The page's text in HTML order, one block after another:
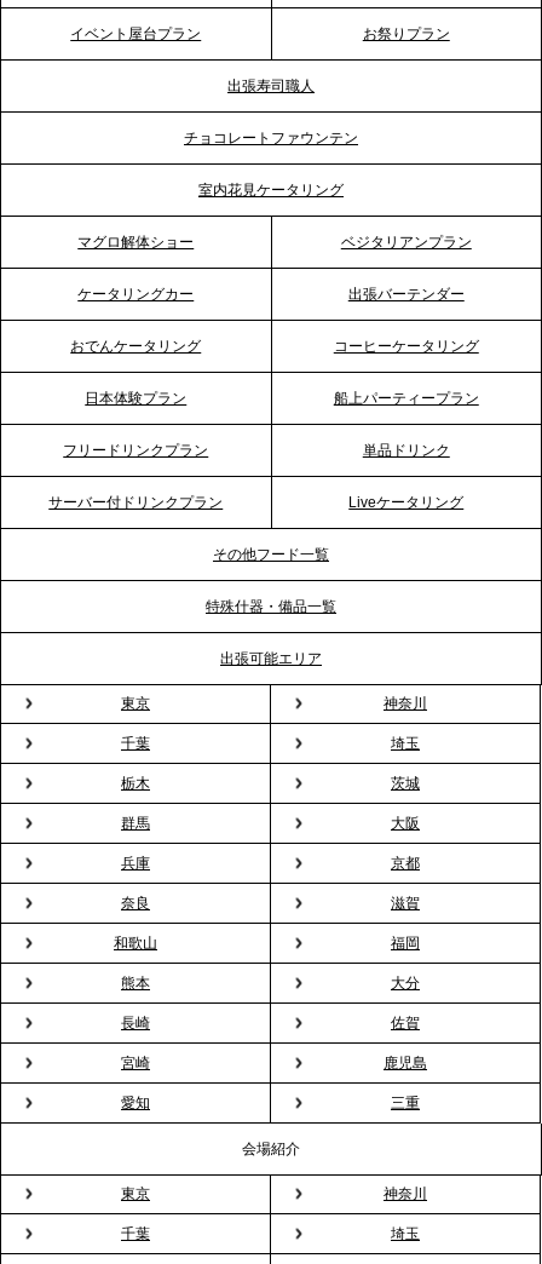
2026.5.12
プレスリリースのご案内｜ケータリングのセカンド
2026.4.21
プレスリリースのご案内｜「温かな食」が会話のス
イッチに。新入社員研修で《食体験としてのケータ
プレスリリースのご案内｜ケータリングのセカンド
テーブル、横浜事務所を新設。神奈川エリアのサー
ビス提供体制を強化し、質の高い「場づくり」をサ
TBS「Nスタ」で、2ndTable「1DISH」の花見オー
ドブルが紹介されました
2026.3.23
プレスリリースのご案内｜入社式の“そのまま懇親
会”が企業で広がる。 新入社員の交流を支える『オフ
ィスケータリング』という新しい活用法
2026.3.20
NHK「ニュースウオッチ9」で、2ndTable「室内花
見」が紹介されました
2026.3.16
プレスリリースのご案内｜2026年、春の親睦は「花
粉レス」な室内花見。福利厚生としても注目され
る、快適で新しいお花見体験
2026.3.5
プレスリリースのご案内｜「室内お花見」の法人利
用が前年比4倍に急増。オフィスに桜が届く福利厚生
イベント屋台プラン お祭りプラン
出張寿司職人
チョコレートファウンテン
室内花見ケータリング
マグロ解体ショー ベジタリアンプラン
ケータリングカー 出張バーテンダー
おでんケータリング コーヒーケータリング
日本体験プラン 船上パーティープラン
フリードリンクプラン 単品ドリンク
サーバー付ドリンクプラン Liveケータリング
その他フード一覧
特殊什器・備品一覧
出張可能エリア
東京 神奈川
千葉 埼玉
栃木 茨城
群馬 大阪
兵庫 京都
奈良 滋賀
和歌山 福岡
熊本 大分
長崎 佐賀
宮崎 鹿児島
愛知 三重
会場紹介
東京 神奈川
千葉 埼玉